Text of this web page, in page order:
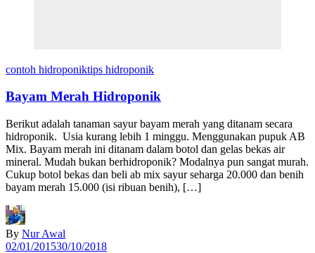
contoh hidroponiktips hidroponik
Bayam Merah Hidroponik
Berikut adalah tanaman sayur bayam merah yang ditanam secara
hidroponik. Usia kurang lebih 1 minggu. Menggunakan pupuk AB
Mix. Bayam merah ini ditanam dalam botol dan gelas bekas air
mineral. Mudah bukan berhidroponik? Modalnya pun sangat murah.
Cukup botol bekas dan beli ab mix sayur seharga 20.000 dan benih
bayam merah 15.000 (isi ribuan benih), […]
By Nur Awal
02/01/201530/10/2018